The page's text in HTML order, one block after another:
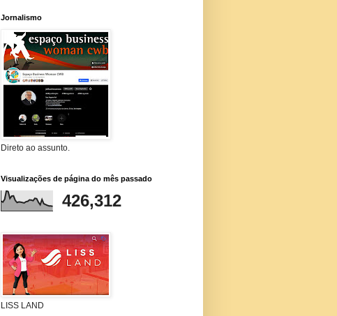
Jornalismo
Direto ao assunto.
Visualizações de página do mês passado
426,312
LISS LAND